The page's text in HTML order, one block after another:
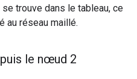
trouve dans le tableau, ce
au réseau maillé.
le nœud 2